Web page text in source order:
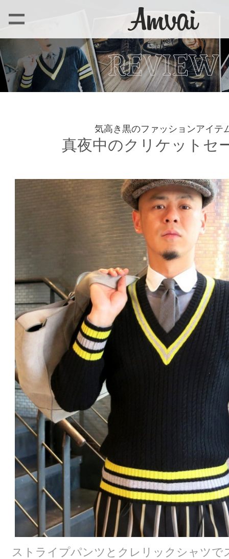
気高き黒のファッションアイテ
真夜中のクリケットセ
ストライプパンツとクレリックシャツで